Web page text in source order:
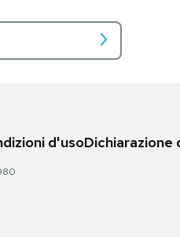
d'usoDichiarazione